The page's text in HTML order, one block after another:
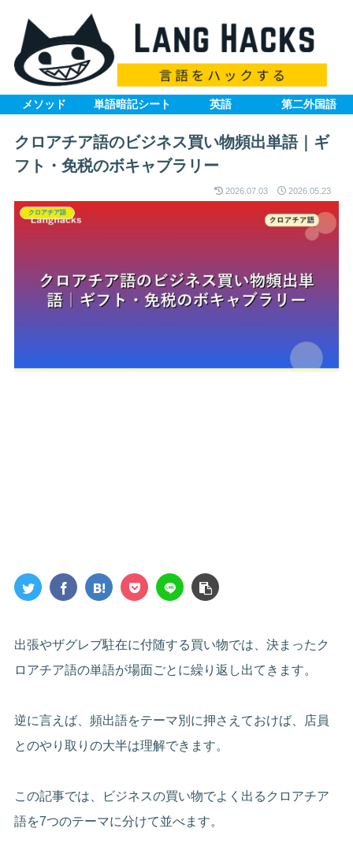
メソッド 単語暗記シート 英語 第二外国語
クロアチア語のビジネス買い物頻出単語｜ギ
フト・免税のボキャブラリー
2026.07.03 2026.05.23
クロアチア語
出張やザグレブ駐在に付随する買い物では、決まったク
ロアチア語の単語が場面ごとに繰り返し出てきます。
逆に言えば、頻出語をテーマ別に押さえておけば、店員
とのやり取りの大半は理解できます。
この記事では、ビジネスの買い物でよく出るクロアチア
語を7つのテーマに分けて並べます。